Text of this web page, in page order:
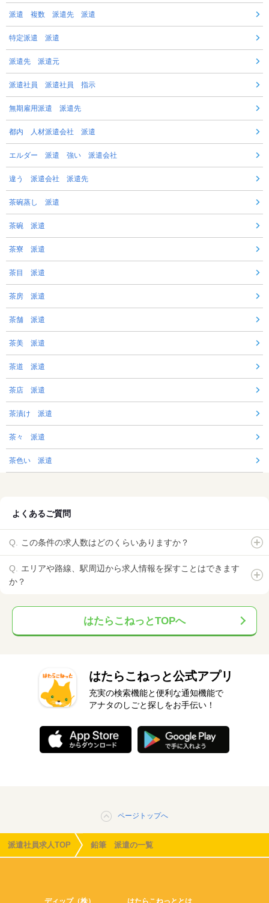
派遣 複数 派遣先 派遣
特定派遣 派遣
派遣先 派遣元
派遣社員 派遣社員 指示
無期雇用派遣 派遣先
都内 人材派遣会社 派遣
エルダー 派遣 強い 派遣会社
違う 派遣会社 派遣先
茶碗蒸し 派遣
茶碗 派遣
茶寮 派遣
茶目 派遣
茶房 派遣
茶舗 派遣
茶美 派遣
茶道 派遣
茶店 派遣
茶漬け 派遣
茶々 派遣
茶色い 派遣
よくあるご質問
この条件の求人数はどのくらいありますか？
エリアや路線、駅周辺から求人情報を探すことはできます
か？
はたらこねっとTOPへ
はたらこねっと公式アプリ
充実の検索機能と便利な通知機能で
アナタのしごと探しをお手伝い！
ページトップへ
派遣社員求人TOP 鉛筆 派遣の一覧